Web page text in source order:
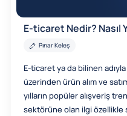
E-ticaret Nedir? Nasıl
Pınar Keleş
E-ticaret ya da bilinen
üzerinden ürün alım ve
yılların popüler alışveriş
sektörüne olan ilgi özellikle